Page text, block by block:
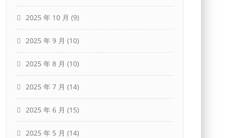
2025 年 10 月 (9)
2025 年 9 月 (10)
2025 年 8 月 (10)
2025 年 7 月 (14)
2025 年 6 月 (15)
2025 年 5 月 (14)